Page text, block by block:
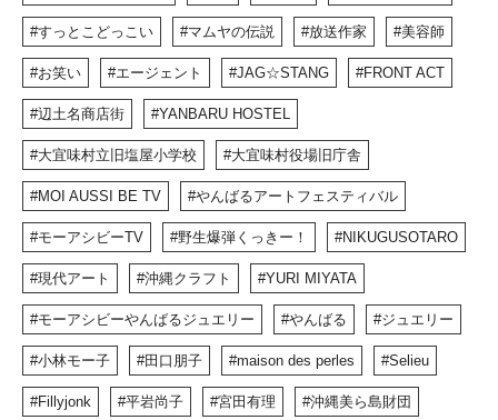
すっとこどっこい マムヤの伝説 放送作家 美容師
お笑い エージェント JAG☆STANG FRONT ACT
辺土名商店街 YANBARU HOSTEL
大宜味村立旧塩屋小学校 大宜味村役場旧庁舎
MOI AUSSI BE TV やんばるアートフェスティバル
モーアシビーTV 野生爆弾くっきー！ NIKUGUSOTARO
現代アート 沖縄クラフト YURI MIYATA
モーアシビーやんばるジュエリー やんばる ジュエリー
小林モー子 田口朋子 maison des perles Selieu
Fillyjonk 平岩尚子 宮田有理 沖縄美ら島財団